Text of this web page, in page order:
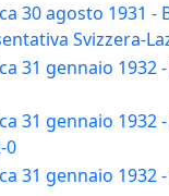
30 agosto 1931 -
Svizzera-
31 gennaio 1932
31 gennaio 1932
0
31 gennaio 1932